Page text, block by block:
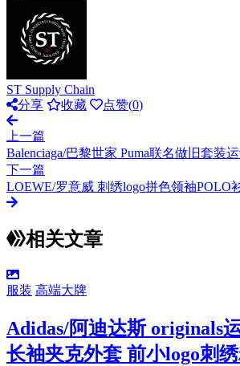
ST Supply Chain
分享
收藏 点赞(0)
上一篇
Balenciaga/巴黎世家 Puma联名做旧套装
下一篇
LOEWE/罗意威 刺绣logo拼色领袖POLO
相关文章
服装 高端大牌
Adidas/阿迪达斯 originals
长袖夹克外套 前小logo刺